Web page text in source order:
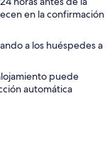
en la confirmación
a los huéspedes a
puede
automática